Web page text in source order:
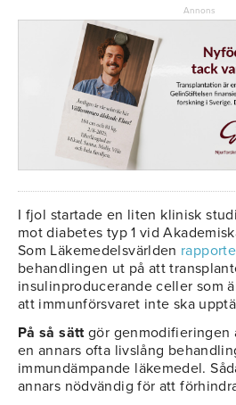
Annons
I fjol startade en liten klinisk
mot diabetes typ 1 vid
Som Läkemedelsvärlden
behandlingen ut på att
insulinproducerande celler som
att immunförsvaret inte ska
På så sättgör genmodifieringen
en annars ofta livslång
immundämpande läkemedel.
annars nödvändig för att